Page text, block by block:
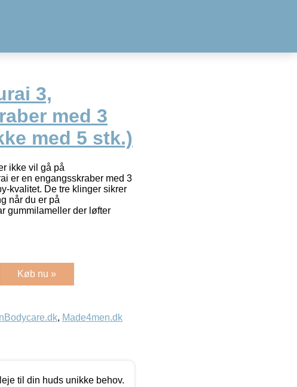
3,
med 3
med 5 stk.)
ikke vil gå på
er en engangsskraber med 3
kvalitet. De tre klinger sikrer
når du er på
gummilameller der løfter
Køb nu »
, Made4men.dk
til din huds unikke behov.